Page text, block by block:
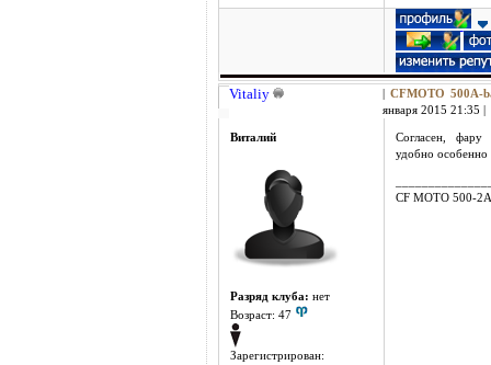
Vitaliy
CFMOTO 500A-
января 2015 21:35 |
Виталий
Разряд клуба: нет
Возраст: 47
Зарегистрирован:
Согласен,
удобно особенно
CF MOTO 500-2A